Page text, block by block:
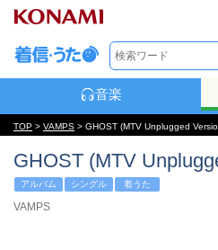
音楽
TOP > VAMPS > GHOST (MTV Unplugged
GHOST (MTV
アルバム シングル 着うた
VAMPS